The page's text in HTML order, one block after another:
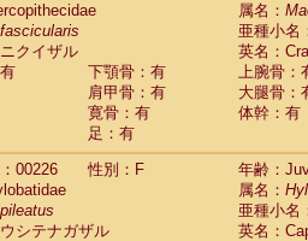
属名：
fascicularis
亜種小名
クイザル
英名：
下顎骨：有
上腕骨：
肩甲骨：有
大腿骨：
寛骨：有
体幹：有
足：有
00226
性別：F
年齢：
属名：
pileatus
亜種小名
シテナガザル
英名：